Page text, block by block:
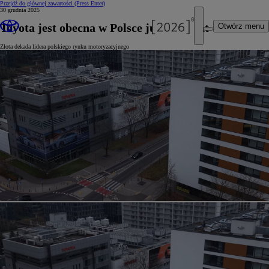
Przejdź do głównej zawartości (Press Enter)
Otwórz menu
30 grudnia 2025
Toyota jest obecna w Polsce już od 35 lat
Złota dekada lidera polskiego rynku motoryzacyjnego